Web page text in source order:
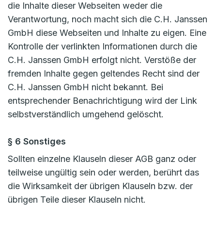
die Inhalte dieser Webseiten weder die
Verantwortung, noch macht sich die C.H. Janssen
GmbH diese Webseiten und Inhalte zu eigen. Eine
Kontrolle der verlinkten Informationen durch die
C.H. Janssen GmbH erfolgt nicht. Verstöße der
fremden Inhalte gegen geltendes Recht sind der
C.H. Janssen GmbH nicht bekannt. Bei
entsprechender Benachrichtigung wird der Link
selbstverständlich umgehend gelöscht.
§ 6 Sonstiges
Sollten einzelne Klauseln dieser AGB ganz oder
teilweise ungültig sein oder werden, berührt das
die Wirksamkeit der übrigen Klauseln bzw. der
übrigen Teile dieser Klauseln nicht.